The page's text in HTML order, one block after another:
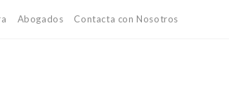
Abogados Contacta con Nosotros